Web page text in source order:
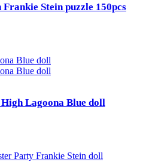
Stein puzzle 150pcs
Lagoona Blue doll